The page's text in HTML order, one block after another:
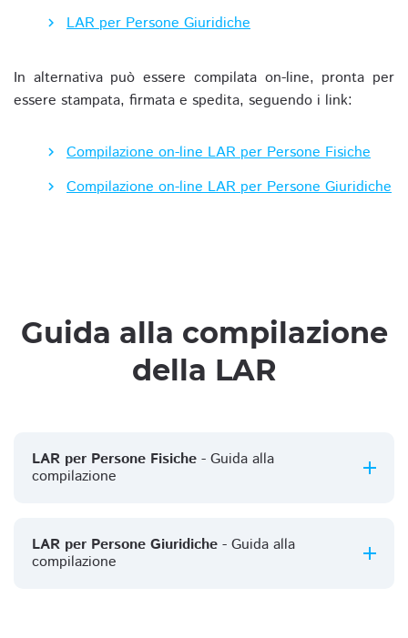
LAR per Persone Giuridiche
In alternativa può essere compilata on-line, pronta per
essere stampata, firmata e spedita, seguendo i link:
Compilazione on-line LAR per Persone Fisiche
Compilazione on-line LAR per Persone Giuridiche
Guida alla compilazione
della LAR
LAR per Persone Fisiche - Guida alla
compilazione
LAR per Persone Giuridiche - Guida alla
compilazione